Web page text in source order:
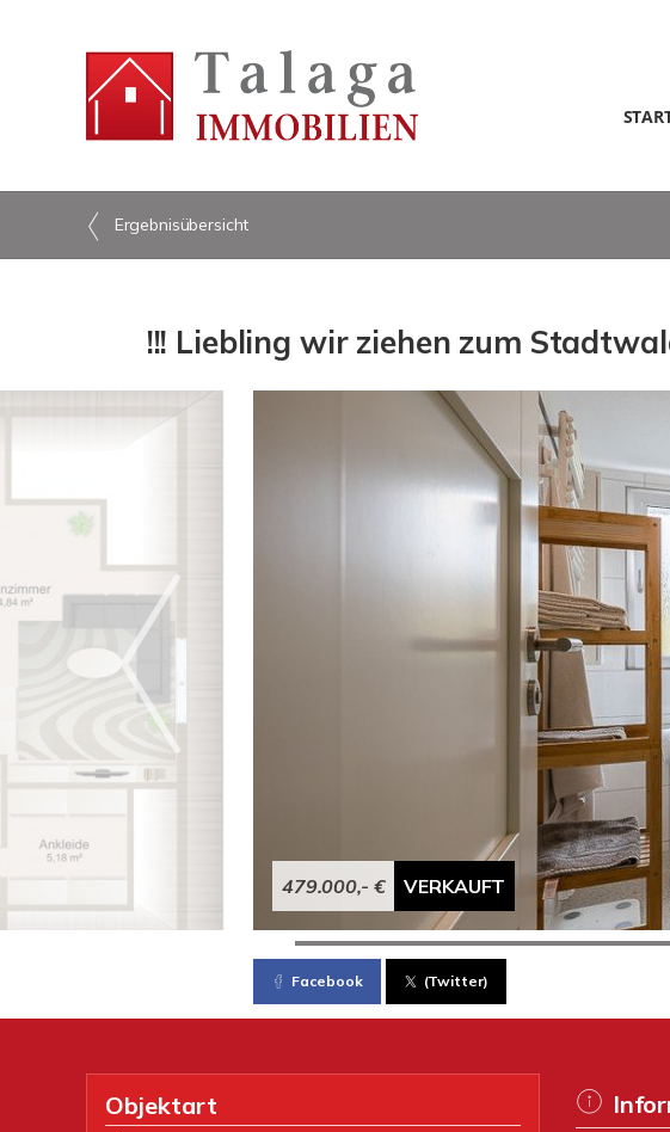
Ergebnisübersicht
!!! Liebling wir ziehen zum
479.000,- € VERKAUFT
Facebook (Twitter)
Objektart